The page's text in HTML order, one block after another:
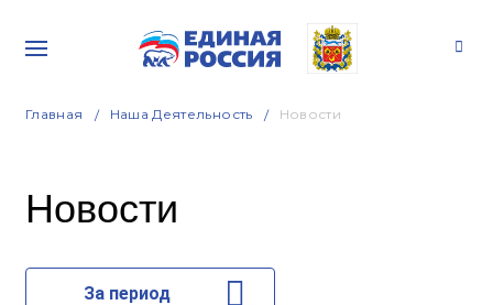
Главная Наша Деятельность Новости
Новости
За период